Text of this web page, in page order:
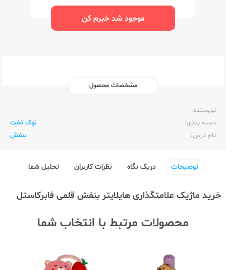
موجود شد خبرم کن
مشخصات محصول
نویسنده:‌
دسته بندی:
نوک تخت
نام درس:
بنفش
توضیحات دریک نگاه نظرات کاربران تحلیل شما
خرید ماژیک علامتگذاری هایلایتر بنفش قلمی فابرکاستل
محصولات مرتبط با انتخاب شما